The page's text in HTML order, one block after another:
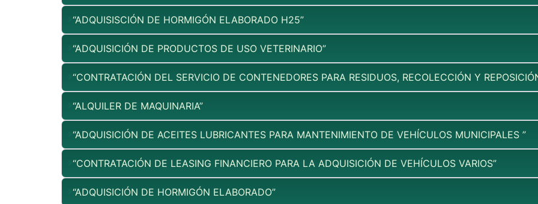
“ADQUISISCIÓN DE HORMIGÓN ELABORADO H25”
“ADQUISICIÓN DE PRODUCTOS DE USO VETERINARIO”
“CONTRATACIÓN DEL SERVICIO DE CONTENEDORES PARA RESIDUOS, RECOLECCIÓN Y
“ALQUILER DE MAQUINARIA”
“ADQUISICIÓN DE ACEITES LUBRICANTES PARA MANTENIMIENTO DE VEHÍCULOS MUNICIPALES ”
“CONTRATACIÓN DE LEASING FINANCIERO PARA LA ADQUISICIÓN DE VEHÍCULOS VARIOS”
“ADQUISICIÓN DE HORMIGÓN ELABORADO”